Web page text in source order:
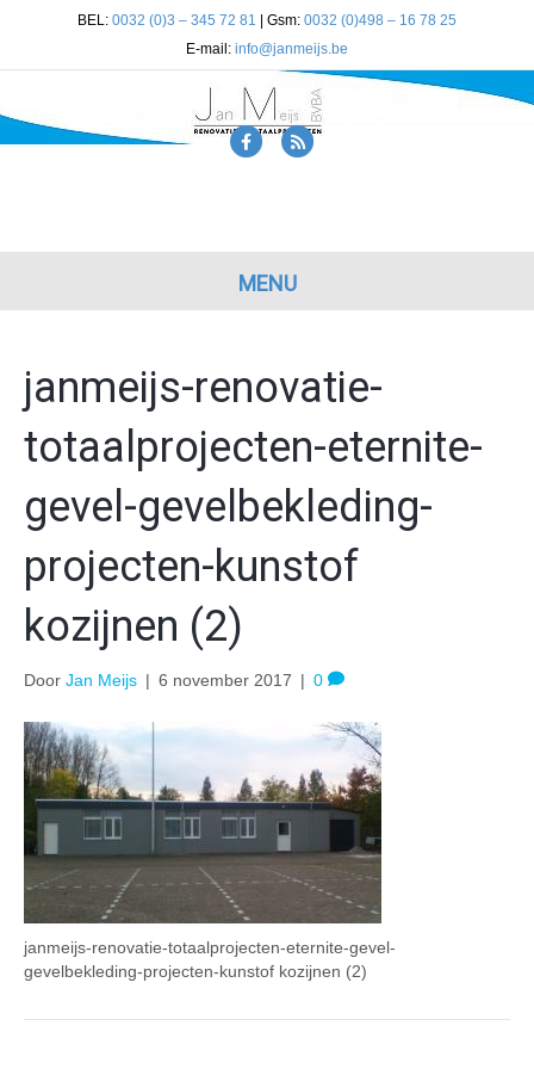
BEL: 0032 (0)3 – 345 72 81 | Gsm: 0032 (0)498 – 16 78 25
E-mail: info@janmeijs.be
F
b
o
k
R
MENU
janmeijs-renovatie-
totaalprojecten-eternite-
gevel-gevelbekleding-
projecten-kunstof
kozijnen (2)
Door Jan Meijs | 6 november 2017 | 0
janmeijs-renovatie-totaalprojecten-eternite-gevel-
gevelbekleding-projecten-kunstof kozijnen (2)